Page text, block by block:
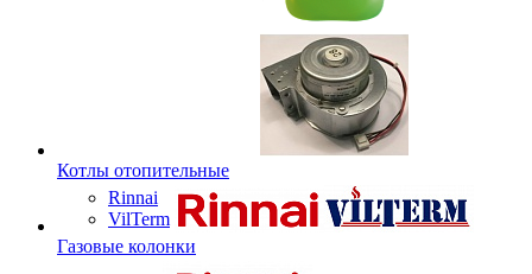
Котлы отопительные
Rinnai
VilTerm
Газовые колонки